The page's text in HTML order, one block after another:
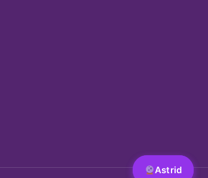
Astrid
Astrid